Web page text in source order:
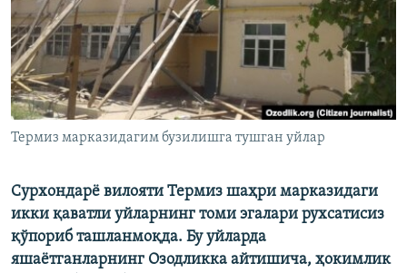
Термиз марказидагим бузилишга тушган уйлар
Сурхондарё вилояти Термиз шаҳри марказидаги
икки қаватли уйларнинг томи эгалари рухсатисиз
қўпориб ташланмоқда. Бу уйларда
яшаётганларнинг Озодликка айтишича, ҳокимлик